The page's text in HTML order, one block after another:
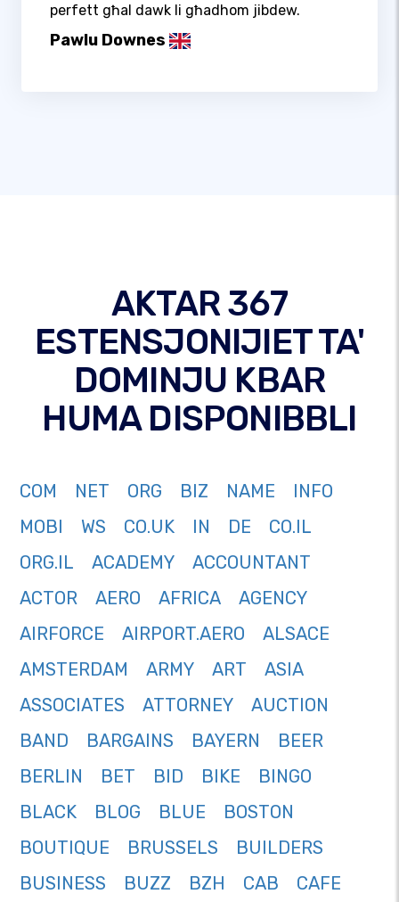
perfett għal dawk li għadhom jibdew.
Pawlu Downes
AKTAR 367
ESTENSJONIJIET TA'
DOMINJU KBAR
HUMA DISPONIBBLI
COM NET ORG BIZ NAME
INFO
MOBI
WS CO.UK IN DE
CO.IL
ORG.IL
ACADEMY
ACCOUNTANT
ACTOR
AERO AFRICA
AGENCY
AIRFORCE
AIRPORT.AERO
ALSACE
AMSTERDAM
ARMY ART
ASIA
ASSOCIATES
ATTORNEY
AUCTION
BAND
BARGAINS BAYERN
BEER
BERLIN
BET BID BIKE
BINGO
BLACK
BLOG BLUE
BOSTON
BOUTIQUE
BRUSSELS
BUILDERS
BUSINESS
BUZZ BZH CAB
CAFE